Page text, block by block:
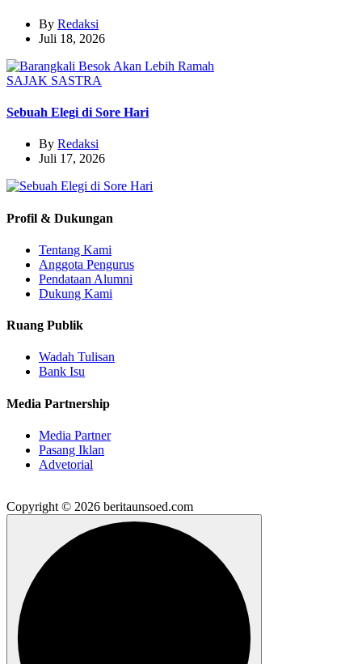
By Redaksi
Juli 18, 2026
SAJAK SASTRA
Sebuah Elegi di Sore Hari
By Redaksi
Juli 17, 2026
Profil & Dukungan
Tentang Kami
Anggota Pengurus
Pendataan Alumni
Dukung Kami
Ruang Publik
Wadah Tulisan
Bank Isu
Media Partnership
Media Partner
Pasang Iklan
Advetorial
Copyright © 2026 beritaunsoed.com